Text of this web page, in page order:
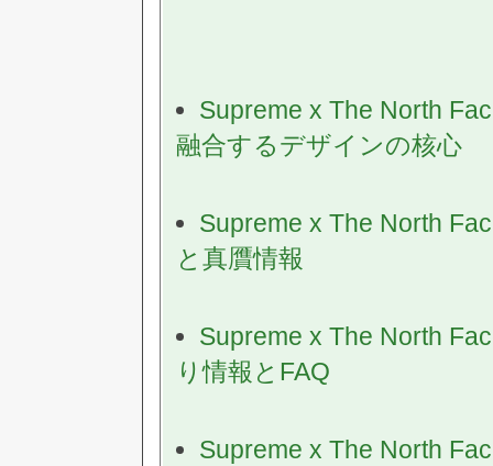
Supreme x The North
融合するデザインの核心
Supreme x The North
と真贋情報
Supreme x The North
り情報とFAQ
Supreme x The North